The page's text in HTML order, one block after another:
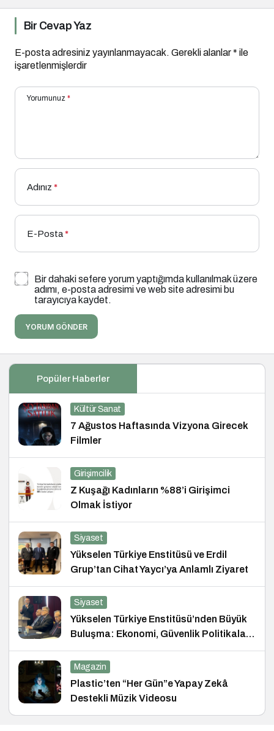
Bir Cevap Yaz
E-posta adresiniz yayınlanmayacak. Gerekli alanlar* ile
işaretlenmişlerdir
Yorumunuz *
Adınız *
E-Posta*
Bir dahaki sefere yorum yaptığımda kullanılmak üzere
adımı, e-posta adresimi ve web site adresimi bu
tarayıcıya kaydet.
YORUM GÖNDER
Popüler Haberler
Kültür Sanat
7 Ağustos Haftasında Vizyona Girecek
Filmler
Girişimcilik
Z Kuşağı Kadınların %88’i Girişimci
Olmak İstiyor
Siyaset
Yükselen Türkiye Enstitüsü ve Erdil
Grup’tan Cihat Yaycı’ya Anlamlı Ziyaret
Siyaset
Yükselen Türkiye Enstitüsü’nden Büyük
Buluşma: Ekonomi, Güvenlik Politikaları
ve Hukuk Konferansı
Magazin
Plastic’ten “Her Gün”e Yapay Zekâ
Destekli Müzik Videosu